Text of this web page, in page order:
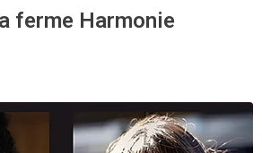
ferme Harmonie